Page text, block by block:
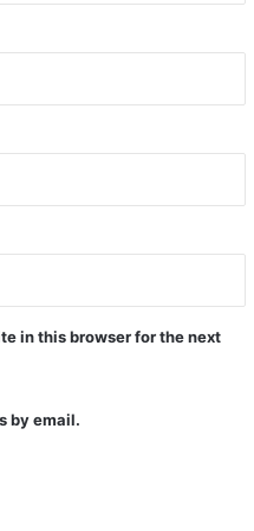
in this browser for the next
by email.